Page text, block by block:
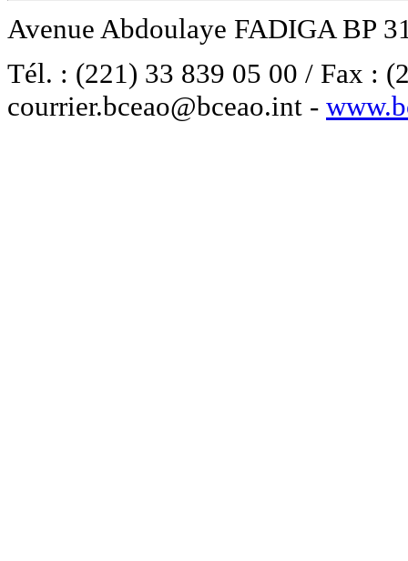
Avenue Abdoulaye FADIGA BP
Tél. : (221) 33 839 05 00 / Fax :
courrier.bceao@bceao.int -